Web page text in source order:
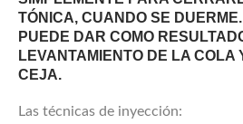
TÓNICA, CUANDO SE
PUEDE DAR COMO
LEVANTAMIENTO DE LA COLA
CEJA.
Las técnicas de inyección: